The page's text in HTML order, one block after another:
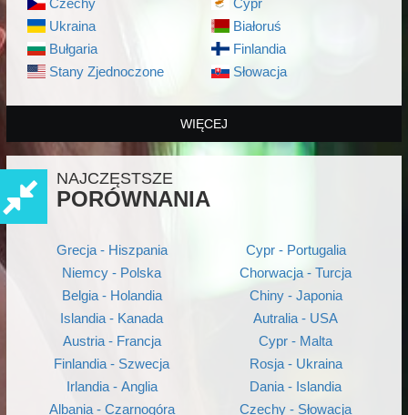
Czechy
Ukraina
Bułgaria
Stany Zjednoczone
Cypr
Białoruś
Finlandia
Słowacja
WIĘCEJ
NAJCZĘSTSZE
PORÓWNANIA
Grecja - Hiszpania
Niemcy - Polska
Belgia - Holandia
Islandia - Kanada
Austria - Francja
Finlandia - Szwecja
Irlandia - Anglia
Albania - Czarnogóra
Cypr - Portugalia
Chorwacja - Turcja
Chiny - Japonia
Autralia - USA
Cypr - Malta
Rosja - Ukraina
Dania - Islandia
Czechy - Słowacja